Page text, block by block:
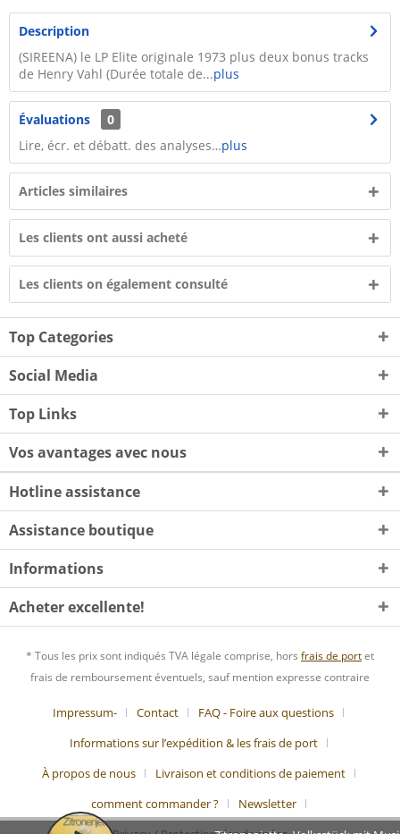
Description
(SIREENA) le LP Elite originale 1973 plus deux bonus tracks
de Henry Vahl (Durée totale de...plus
Évaluations
0
Lire, écr. et débatt. des analyses…plus
Articles similaires
Les clients ont aussi acheté
Les clients on également consulté
Top Categories
Social Media
Top Links
Vos avantages avec nous
Hotline assistance
Assistance boutique
Informations
Acheter excellente!
* Tous les prix sont indiqués TVA légale comprise, hors frais de portet
frais de remboursement éventuels, sauf mention expresse contraire
Impressum- Contact
FAQ - Foire aux questions
Informations sur l’expédition & les frais de port
À propos de nous
Livraison et conditions de paiement
comment commander ?
Newsletter